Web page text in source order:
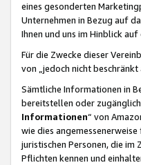
eines gesonderten
Unternehmen in Bezug auf
Ihnen und uns im Hinblick
Für die Zwecke dieser
von „jedoch nicht beschränkt
Sämtliche Informationen in
bereitstellen oder
Informationen“ von
wie dies
juristischen Personen, die
Pflichten kennen und